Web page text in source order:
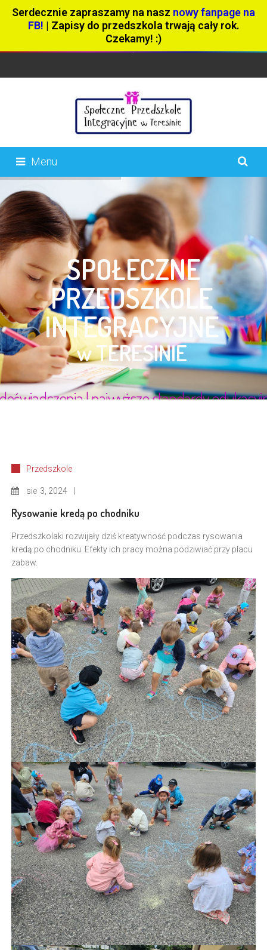
Serdecznie zapraszamy na nasz nowy fanpage na
FB! | Zapisy do przedszkola trwają cały rok.
Czekamy! :)
Menu
Przedszkole
sie 3, 2024
Rysowanie kredą po chodniku
Przedszkolaki rozwijały dziś kreatywność podczas rysowania
kredą po chodniku. Efekty ich pracy można podziwiać przy placu
zabaw.